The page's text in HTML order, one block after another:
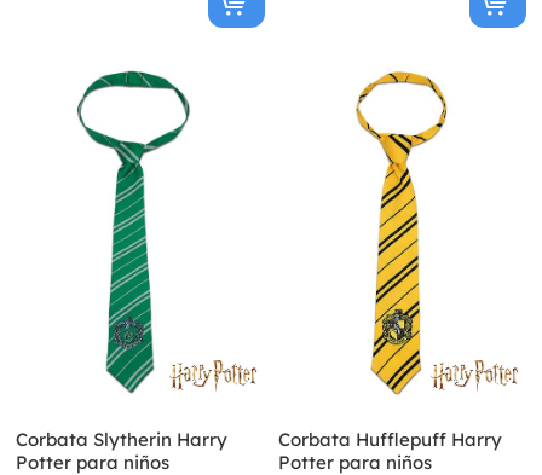
Corbata Slytherin Harry
Potter para niños
Corbata Hufflepuff Harry
Potter para niños